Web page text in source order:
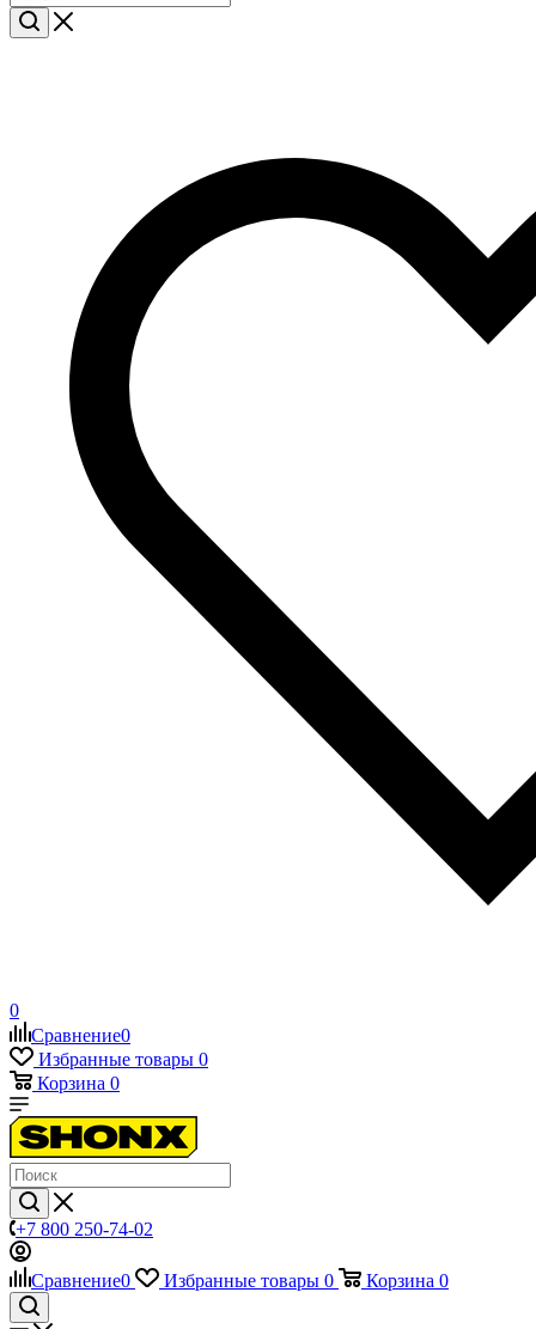
0
Сравнение0
Избранные товары 0
Корзина 0
+7 800 250-74-02
Сравнение0 Избранные товары 0 Корзина 0